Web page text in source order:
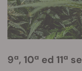
9ª, 10ª ed 11ª